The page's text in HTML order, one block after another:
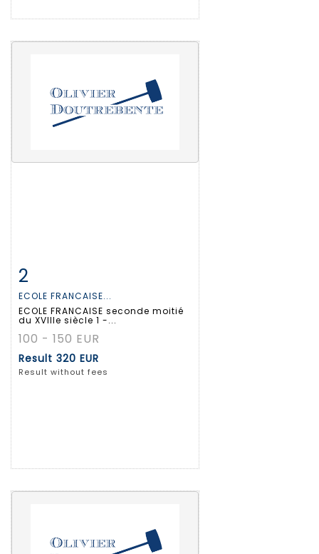
2
ECOLE FRANCAISE...
ECOLE FRANCAISE seconde moitié
du XVIIIe siècle 1 -...
100 - 150 EUR
Result 320 EUR
Result without fees